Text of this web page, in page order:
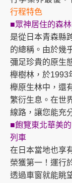
行程特色
■眾神居住的森
是從日本青森縣
的總稱。由於幾
彌足珍貴的原生
櫸樹林，於1993
櫸原生林中，還
繁衍生息。在世
線路，讓您能充
■飽覽東北華美
列車
在日本當地也享
榮獲第一！運行
透過車窗就能眺